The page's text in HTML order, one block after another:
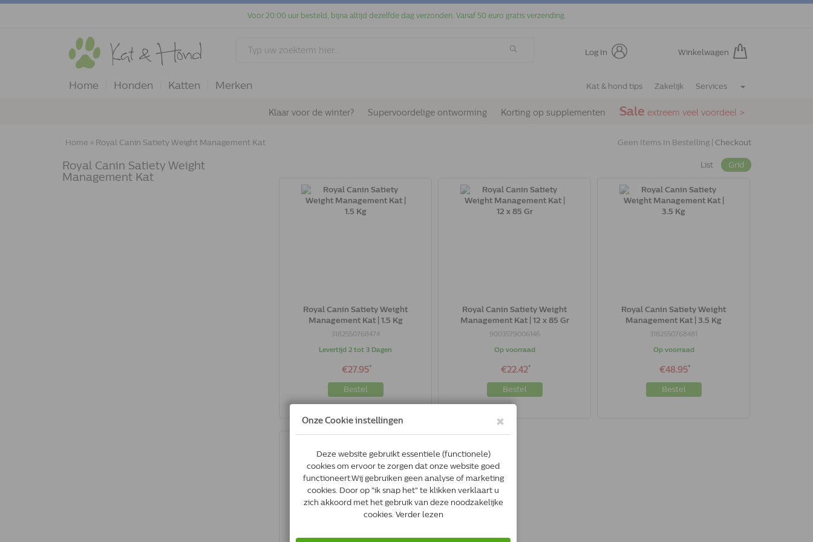
Voor 20:00 uur besteld, bijna altijd dezelfde dag verzonden. Vanaf 50 euro gratis verzending.
Log In Winkelwagen
Home Honden Katten Merken Kat & hond tips Zakelijk Services
Klaar voor de winter? Supervoordelige ontworming Korting op supplementen Sale extreem veel voordeel >
Home » Royal Canin Satiety Weight Management Kat Geen Items In Bestelling | Checkout
Royal Canin Satiety Weight
Management Kat
List Grid
Royal Canin Satiety Weight
Management Kat | 1.5 Kg
3182550768474
Levertijd 2 tot 3 Dagen
€27.95*
Bestel
Royal Canin Satiety Weight
Management Kat | 12 x 85 Gr
9003579006146
Op voorraad
€22.42*
Bestel
Royal Canin Satiety Weight
Management Kat | 3.5 Kg
3182550768481
Op voorraad
€48.95*
Bestel